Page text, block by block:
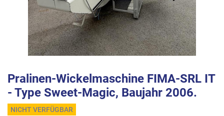
Pralinen-Wickelmaschine FIMA-SRL IT
- Type Sweet-Magic, Baujahr 2006.
NICHT VERFÜGBAR